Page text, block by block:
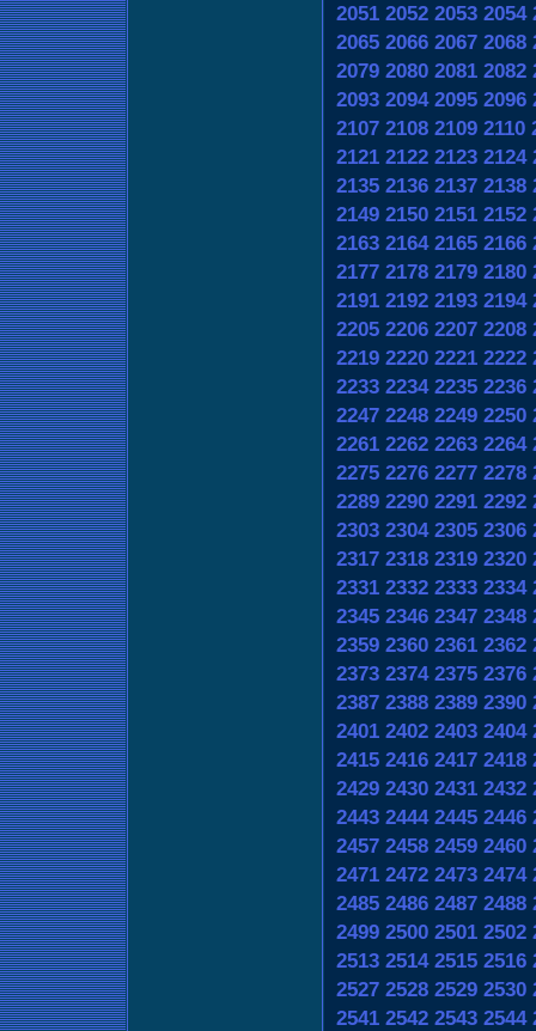
2051 2052 2053 2054
2065 2066 2067 2068
2079 2080 2081 2082
2093 2094 2095 2096
2107 2108 2109 2110
2121 2122 2123 2124
2135 2136 2137 2138
2149 2150 2151 2152
2163 2164 2165 2166
2177 2178 2179 2180
2191 2192 2193 2194
2205 2206 2207 2208
2219 2220 2221 2222
2233 2234 2235 2236
2247 2248 2249 2250
2261 2262 2263 2264
2275 2276 2277 2278
2289 2290 2291 2292
2303 2304 2305 2306
2317 2318 2319 2320
2331 2332 2333 2334
2345 2346 2347 2348
2359 2360 2361 2362
2373 2374 2375 2376
2387 2388 2389 2390
2401 2402 2403 2404
2415 2416 2417 2418
2429 2430 2431 2432
2443 2444 2445 2446
2457 2458 2459 2460
2471 2472 2473 2474
2485 2486 2487 2488
2499 2500 2501 2502
2513 2514 2515 2516
2527 2528 2529 2530
2541 2542 2543 2544